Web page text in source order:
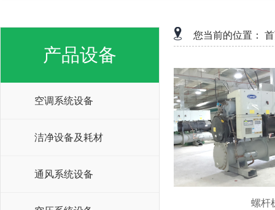
产品设备
空调系统设备
洁净设备及耗材
通风系统设备
您当前的位置：
螺杆